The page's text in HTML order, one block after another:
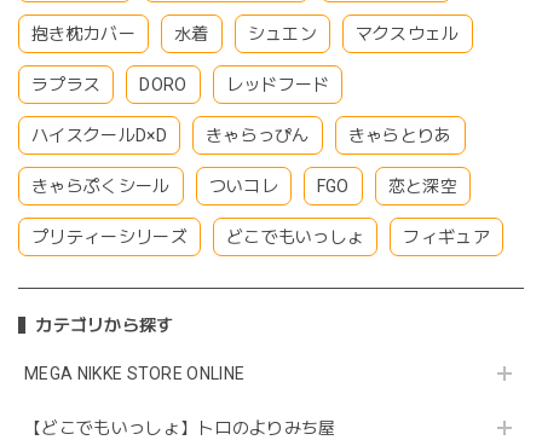
抱き枕カバー 水着 シュエン マクスウェル
ラプラス DORO レッドフード
ハイスクールD×D きゃらっぴん きゃらとりあ
きゃらぷくシール ついコレ FGO 恋と深空
プリティーシリーズ どこでもいっしょ フィギュア
カテゴリから探す
MEGA NIKKE STORE ONLINE
【どこでもいっしょ】トロのよりみち屋